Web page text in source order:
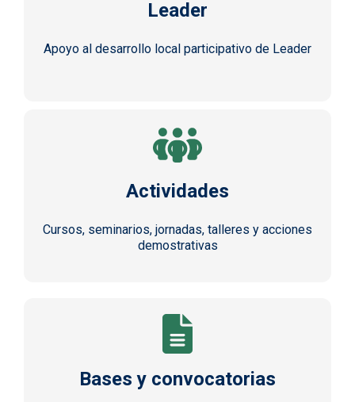
Leader
Apoyo al desarrollo local participativo de Leader
Actividades
Cursos, seminarios, jornadas, talleres y acciones
demostrativas
Bases y convocatorias